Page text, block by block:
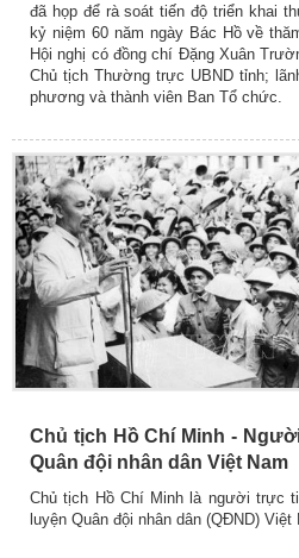
đã họp để rà soát tiến độ triển khai
kỷ niệm 60 năm ngày Bác Hồ về
Hội nghị có đồng chí Đặng Xuân
Chủ tịch Thường trực UBND tỉnh;
phương và thành viên Ban Tổ chức.
Chủ tịch Hồ Chí Minh -
Quân đội nhân dân Việt Nam
Chủ tịch Hồ Chí Minh là người trực
luyện Quân đội nhân dân (QĐND) Việt